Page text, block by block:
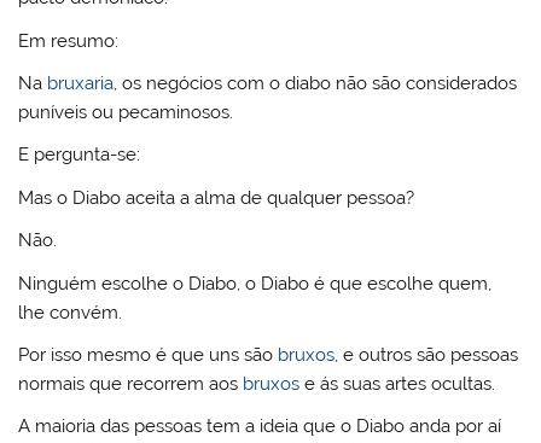
Em resumo:
Na bruxaria, os negócios com o diabo não são considerados
puníveis ou pecaminosos.
E pergunta-se:
Mas o Diabo aceita a alma de qualquer pessoa?
Não.
Ninguém escolhe o Diabo, o Diabo é que escolhe quem,
lhe convém.
Por isso mesmo é que uns são bruxos, e outros são pessoas
normais que recorrem aos bruxos e ás suas artes ocultas.
A maioria das pessoas tem a ideia que o Diabo anda por aí